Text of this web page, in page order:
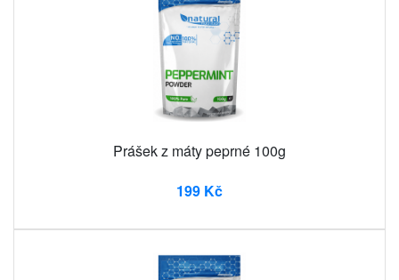
Prášek z máty peprné 100g
199 Kč